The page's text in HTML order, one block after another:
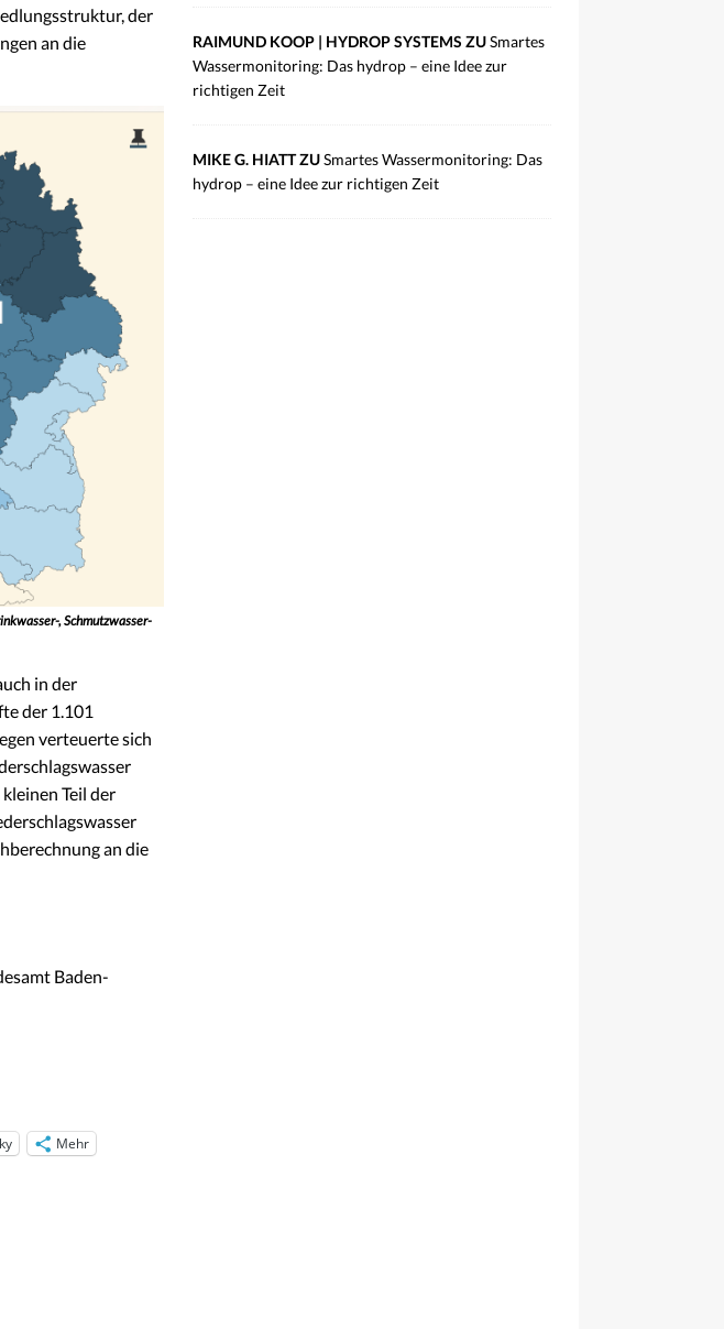
der
an die
, Schmutzwasser-
in der
der 1.101
verteuerte sich
Teil der
an die
Baden-
Mehr
RAIMUND KOOP | HYDROP SYSTEMS ZUSmartes
Wassermonitoring: Das hydrop – eine Idee zur
richtigen Zeit
MIKE G. HIATT ZUSmartes Wassermonitoring: Das
hydrop – eine Idee zur richtigen Zeit